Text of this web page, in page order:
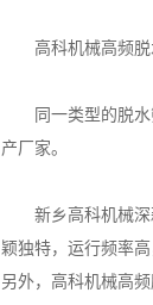
高科机械高频脱
同一类型的脱水筛
产厂家。
新乡高科机械深耕
颖独特，运行频率
另外，高科机械高